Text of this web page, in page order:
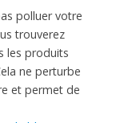
polluer votre
trouverez
les produits
ne perturbe
et permet de